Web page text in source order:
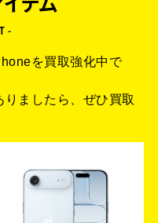
テム
-
を買取強化中で
ましたら、ぜひ買取